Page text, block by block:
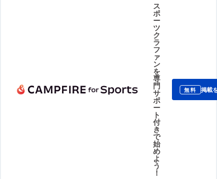
ス
ポ
ー
ツ
ク
ラ
フ
ァ
ン
を
専
門
サ
ポ
ー
ト
付
き
で
始
め
よ
う
！
無料 掲載